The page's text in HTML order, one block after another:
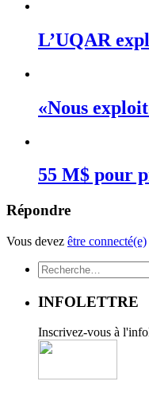
L’UQAR
«Nous
55 M$ pour
Répondre
Vous devez être connecté(e)
Rechercher :
INFOLETTRE
Inscrivez-vous à